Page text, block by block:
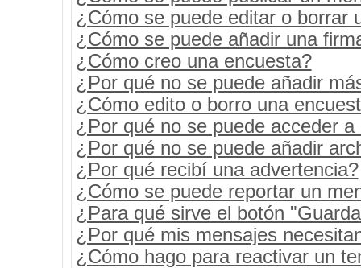
¿Cómo se puede editar o borrar
¿Cómo se puede añadir una
¿Cómo creo una encuesta?
¿Por qué no se puede añadir
¿Cómo edito o borro una
¿Por qué no se puede acceder a
¿Por qué no se puede añadir
¿Por qué recibí una advertencia?
¿Cómo se puede reportar un
¿Para qué sirve el botón
¿Por qué mis mensajes
¿Cómo hago para reactivar un